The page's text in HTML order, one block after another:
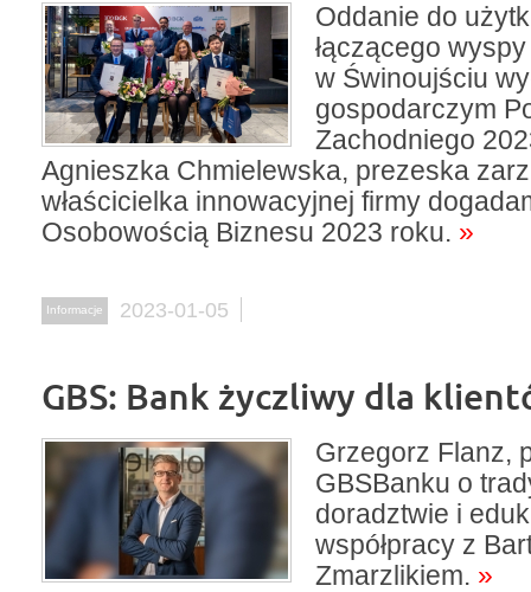
Oddanie do
łączącego
w Świnoujściu
gospodarczym
Zachodniego
Agnieszka Chmielewska, prezeska
właścicielka innowacyjnej firmy
Osobowością Biznesu 2023 roku. »
Informacje 2023-01-05
GBS: Bank życzliwy dla
Grzegorz Flanz,
GBSBanku o
doradztwie i
współpracy z
Zmarzlikiem. »